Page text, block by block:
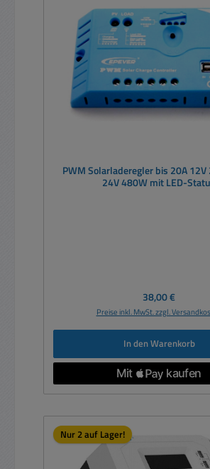
PWM Solarladeregler bis 20A
24V 480W mit LED-
Regulärer Preis:
38,00 €
Preise inkl. MwSt. zzgl.
In den Warenkorb
Nur 2 auf Lager!